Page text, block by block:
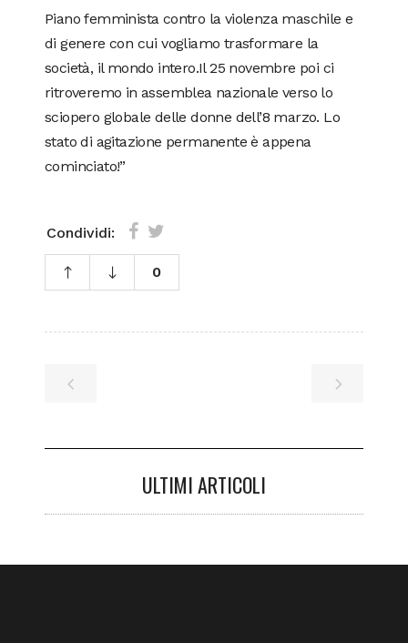
Piano femminista contro la violenza maschile e
di genere con cui vogliamo trasformare la
società, il mondo intero.Il 25 novembre poi ci
ritroveremo in assemblea nazionale verso lo
sciopero globale delle donne dell’8 marzo. Lo
stato di agitazione permanente è appena
cominciato!”
Condividi:
0
ULTIMI ARTICOLI